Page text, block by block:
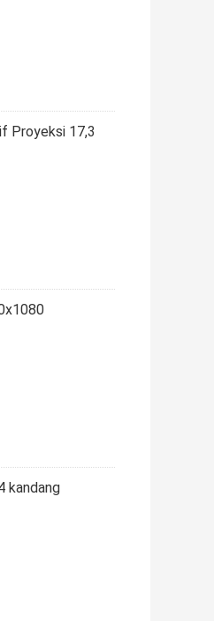
Proyeksi 17,3
kandang